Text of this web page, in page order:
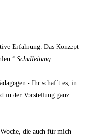
Erfahrung. Das Konzept
Schulleitung
- Ihr schafft es, in
in der Vorstellung ganz
die auch für mich